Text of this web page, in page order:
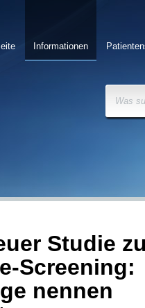
Informationen
Was
Studie
Screening:
nennen